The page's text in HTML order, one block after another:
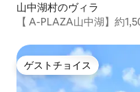
山中湖村のヴィラ
【 A-PLAZA山中湖】約
ゲストチョイス
ゲストチョイス